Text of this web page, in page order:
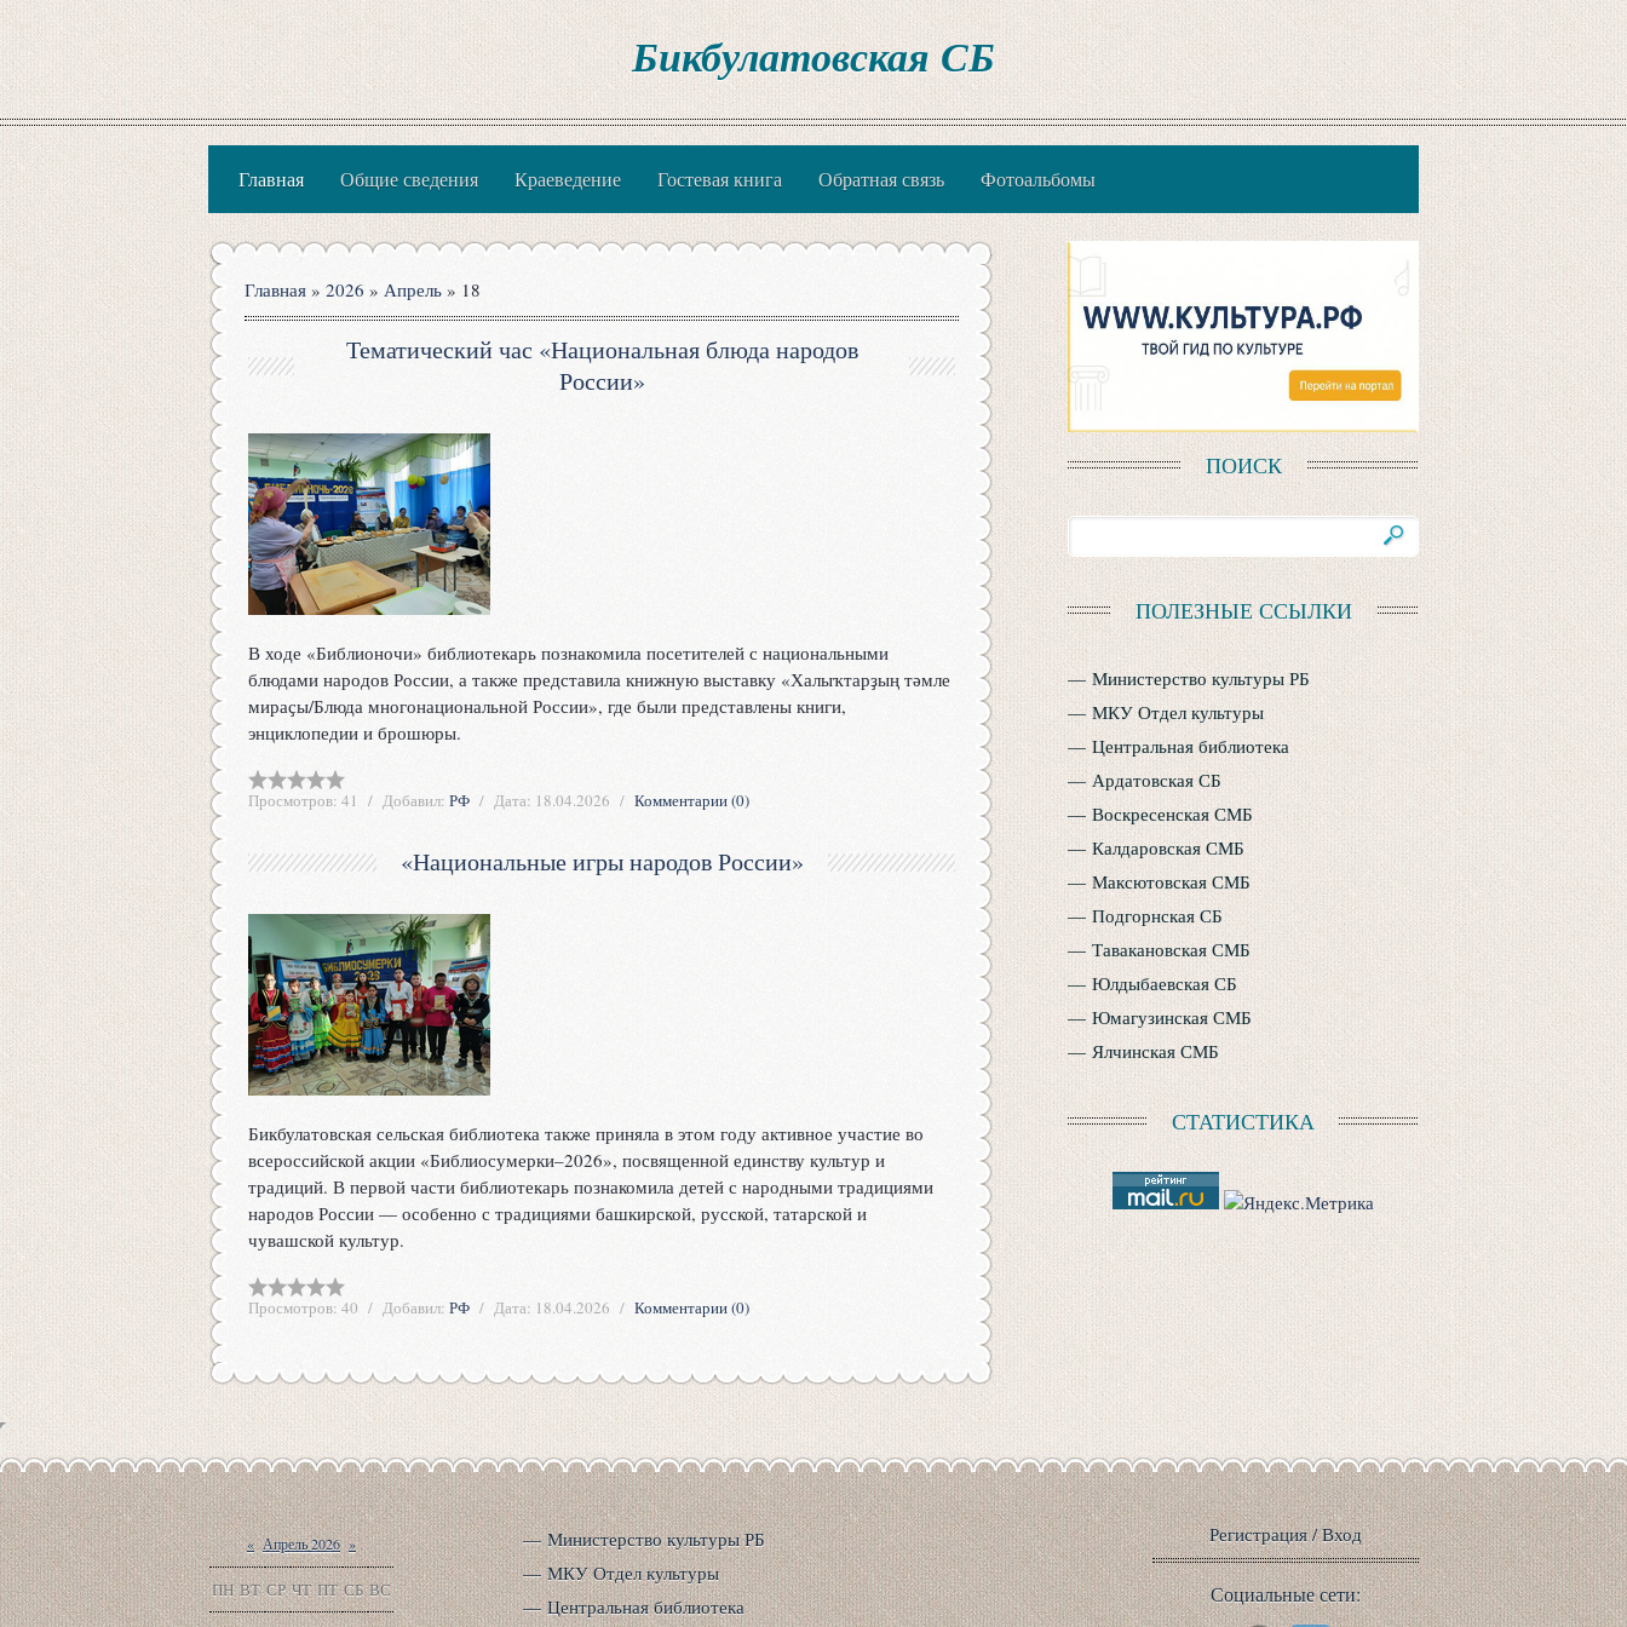
Бикбулатовская СБ
Главная Общие сведения Краеведение Гостевая книга Обратная связь Фотоальбомы
Главная » 2026 » Апрель » 18
Тематический час «Национальная блюда народов
России»
В ходе «Библионочи» библиотекарь познакомила посетителей с национальными
блюдами народов России, а также представила книжную выставку «Халыҡтарҙың тәмле
мираҫы/Блюда многонациональной России», где были представлены книги,
энциклопедии и брошюры.
Просмотров: 41 Добавил: РФ Дата: 18.04.2026 Комментарии (0)
«Национальные игры народов России»
Бикбулатовская сельская библиотека также приняла в этом году активное участие во
всероссийской акции «Библиосумерки–2026», посвященной единству культур и
традиций. В первой части библиотекарь познакомила детей с народными традициями
народов России — особенно с традициями башкирской, русской, татарской и
чувашской культур.
Просмотров: 40 Добавил: РФ Дата: 18.04.2026 Комментарии (0)
ПОИСК
ПОЛЕЗНЫЕ ССЫЛКИ
Министерство культуры РБ
МКУ Отдел культуры
Центральная библиотека
Ардатовская СБ
Воскресенская СМБ
Калдаровская СМБ
Максютовская СМБ
Подгорнская СБ
Тавакановская СМБ
Юлдыбаевская СБ
Юмагузинская СМБ
Ялчинская СМБ
СТАТИСТИКА
« Апрель 2026 »
ПН ВТ СР ЧТ ПТ СБ ВС
Министерство культуры РБ
МКУ Отдел культуры
Центральная библиотека
Регистрация/Вход
Социальные сети: